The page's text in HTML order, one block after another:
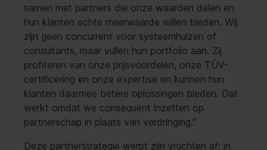
samen met partners die onze waarden delen en
hun klanten echte meerwaarde willen bieden. Wij
zijn geen concurrent voor systeemhuizen of
consultants, maar vullen hun portfolio aan. Zij
profiteren van onze prijsvoordelen, onze TÜV-
certificering en onze expertise en kunnen hun
klanten daarmee betere oplossingen bieden. Dat
werkt omdat we consequent inzetten op
partnerschap in plaats van verdringing."
Deze partnerstrategie werpt zijn vruchten af: in